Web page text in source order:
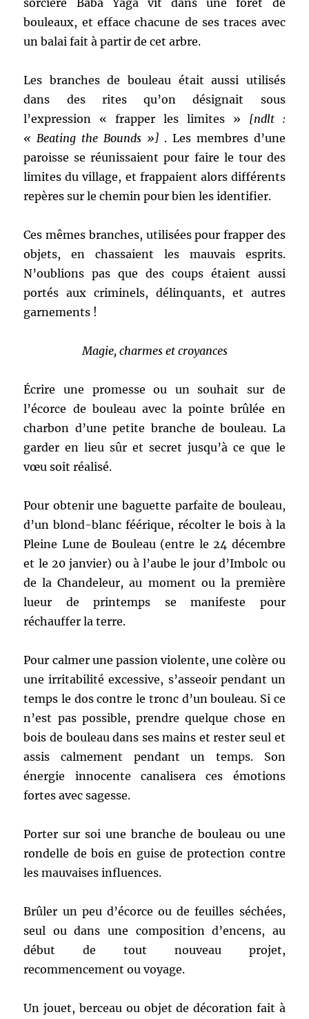
bouleaux, et efface chacune de ses traces avec
un balai fait à partir de cet arbre.
Les branches de bouleau était aussi utilisés
dans des rites qu’on désignait sous
l’expression « frapper les limites » [ndlt :
« Beating the Bounds »] . Les membres d’une
paroisse se réunissaient pour faire le tour des
limites du village, et frappaient alors différents
repères sur le chemin pour bien les identifier.
Ces mêmes branches, utilisées pour frapper des
objets, en chassaient les mauvais esprits.
N’oublions pas que des coups étaient aussi
portés aux criminels, délinquants, et autres
garnements !
Magie, charmes et croyances
Écrire une promesse ou un souhait sur de
l’écorce de bouleau avec la pointe brûlée en
charbon d’une petite branche de bouleau. La
garder en lieu sûr et secret jusqu’à ce que le
vœu soit réalisé.
Pour obtenir une baguette parfaite de bouleau,
d’un blond-blanc féérique, récolter le bois à la
Pleine Lune de Bouleau (entre le 24 décembre
et le 20 janvier) ou à l’aube le jour d’Imbolc ou
de la Chandeleur, au moment ou la première
lueur de printemps se manifeste pour
réchauffer la terre.
Pour calmer une passion violente, une colère ou
une irritabilité excessive, s’asseoir pendant un
temps le dos contre le tronc d’un bouleau. Si ce
n’est pas possible, prendre quelque chose en
bois de bouleau dans ses mains et rester seul et
assis calmement pendant un temps. Son
énergie innocente canalisera ces émotions
fortes avec sagesse.
Porter sur soi une branche de bouleau ou une
rondelle de bois en guise de protection contre
les mauvaises influences.
Brûler un peu d’écorce ou de feuilles séchées,
seul ou dans une composition d’encens, au
début de tout nouveau projet,
recommencement ou voyage.
Un jouet, berceau ou objet de décoration fait à